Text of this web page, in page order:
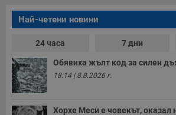
Най-четени новини
24 часа 7 дни
Обявиха жълт код за силен
18:14 | 8.8.2026 г.
Хорхе Меси е човекът, оказал